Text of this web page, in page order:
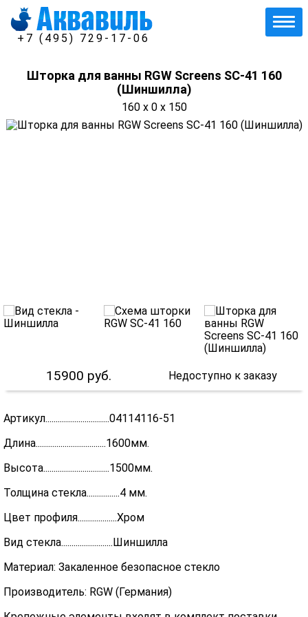
+7 (495) 729-17-06
Шторка для ванны RGW Screens SC-41 160
(Шиншилла)
160 x 0 x 150
15900 руб. Недоступно к заказу
Артикул...............................04114116-51
Длина..................................1600мм.
Высота................................1500мм.
Толщина стекла................4 мм.
Цвет профиля...................Хром
Вид стекла.........................Шиншилла
Материал: Закаленное безопасное стекло
Производитель: RGW (Германия)